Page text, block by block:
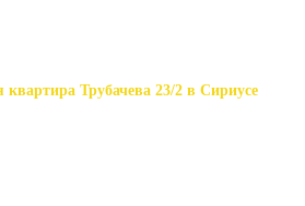
квартира Трубачева 23/2 в Сириусе